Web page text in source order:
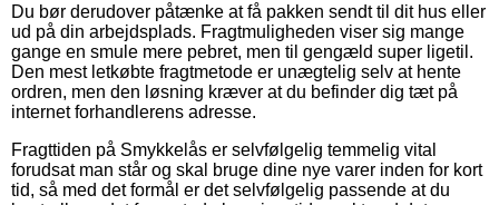
Du bør derudover påtænke at få pakken sendt til dit hus eller
ud på din arbejdsplads. Fragtmuligheden viser sig mange
gange en smule mere pebret, men til gengæld super ligetil.
Den mest letkøbte fragtmetode er unægtelig selv at hente
ordren, men den løsning kræver at du befinder dig tæt på
internet forhandlerens adresse.
Fragttiden på Smykkelås er selvfølgelig temmelig vital
forudsat man står og skal bruge dine nye varer inden for kort
tid, så med det formål er det selvfølgelig passende at du